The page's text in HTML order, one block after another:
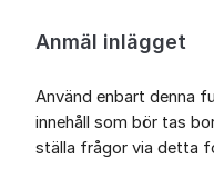
Anmäl inlägget
Använd enbart denna
innehåll som bör tas
ställa frågor via detta